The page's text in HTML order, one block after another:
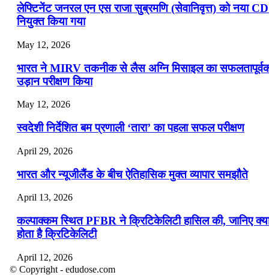
लेफ्टिनेंट जनरल एन एस राजा सुब्रमणि (सेवानिवृत्त) को नया
नियुक्त किया गया
May 12, 2026
भारत ने MIRV तकनीक से लैस अग्नि मिसाइल का
उड़ान परीक्षण किया
May 12, 2026
स्वदेशी निर्देशित बम प्रणाली ‘तारा’ का पहला सफल परीक्षण
April 29, 2026
भारत और न्यूजीलैंड के बीच ऐतिहासिक मुक्त व्यापार समझौते
April 13, 2026
कल्पाक्कम स्थित PFBR ने क्रिटिकेलिटी हासिल की, जानिए
होता है क्रिटिकेलिटी
April 12, 2026
© Copyright - edudose.com